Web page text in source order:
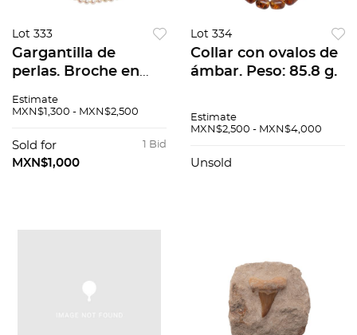
Lot 333
Gargantilla de
perlas. Broche en
g.
Estimate
MXN$1,300 - MXN$2,500
1 Bid
Sold for
MXN$1,000
Lot 334
Collar con ovalos de
ámbar. Peso: 85.8 g.
Estimate
MXN$2,500 - MXN$4,000
Unsold